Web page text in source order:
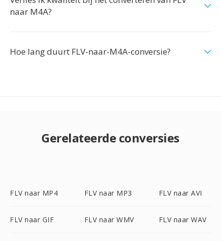
naar M4A?
Hoe lang duurt FLV-naar-M4A-conversie?
Gerelateerde conversies
FLV naar MP4 FLV naar MP3 FLV naar AVI
FLV naar GIF FLV naar WMV FLV naar WAV